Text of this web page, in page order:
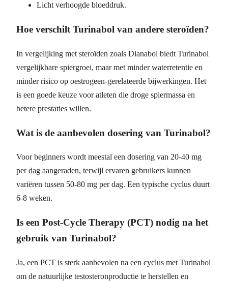
Licht verhoogde bloeddruk.
Hoe verschilt Turinabol van andere steroïden?
In vergelijking met steroïden zoals Dianabol biedt Turinabol
vergelijkbare spiergroei, maar met minder waterretentie en
minder risico op oestrogeen-gerelateerde bijwerkingen. Het
is een goede keuze voor atleten die droge spiermassa en
betere prestaties willen.
Wat is de aanbevolen dosering van Turinabol?
Voor beginners wordt meestal een dosering van 20-40 mg
per dag aangeraden, terwijl ervaren gebruikers kunnen
variëren tussen 50-80 mg per dag. Een typische cyclus duurt
6-8 weken.
Is een Post-Cycle Therapy (PCT) nodig na het
gebruik van Turinabol?
Ja, een PCT is sterk aanbevolen na een cyclus met Turinabol
om de natuurlijke testosteronproductie te herstellen en